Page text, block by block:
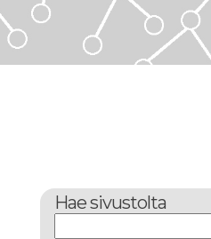
Hae sivustolta